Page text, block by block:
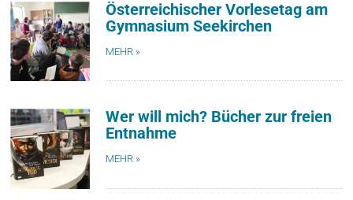
Österreichischer Vorlesetag am
Gymnasium Seekirchen
MEHR »
Wer will mich? Bücher zur freien
Entnahme
MEHR »